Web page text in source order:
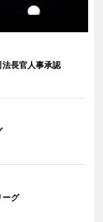
長官人事承認
グ